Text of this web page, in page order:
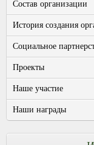
Состав организации
История создания
Социальное
Проекты
Наше участие
Наши награды